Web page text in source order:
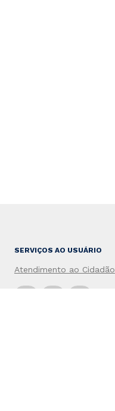
SERVIÇOS AO USUÁRIO
Atendimento ao Cidadão